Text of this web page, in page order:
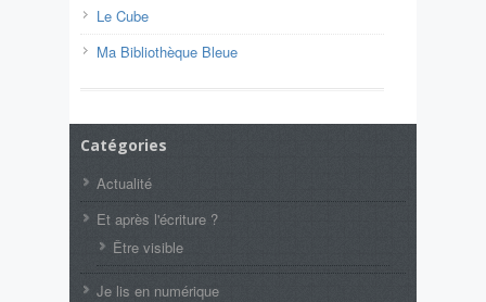
Le Cube
Ma Bibliothèque Bleue
Catégories
Actualité
Et après l'écriture ?
Être visible
Je lis en numérique